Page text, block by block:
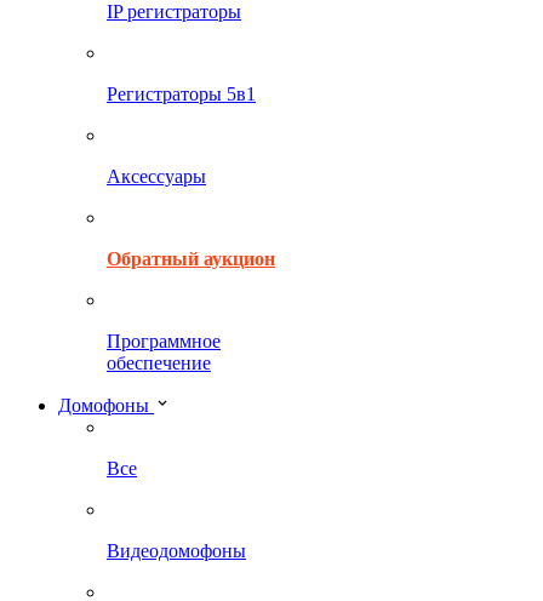
IP регистраторы
Регистраторы 5в1
Аксессуары
Обратный аукцион
Программное
обеспечение
Домофоны
Все
Видеодомофоны